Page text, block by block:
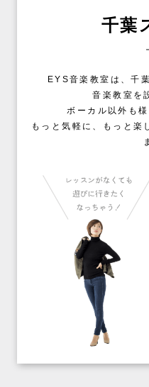
千葉
EYS音楽教室は、千
音楽教室を
ボーカル以外も
もっと気軽に、もっと楽